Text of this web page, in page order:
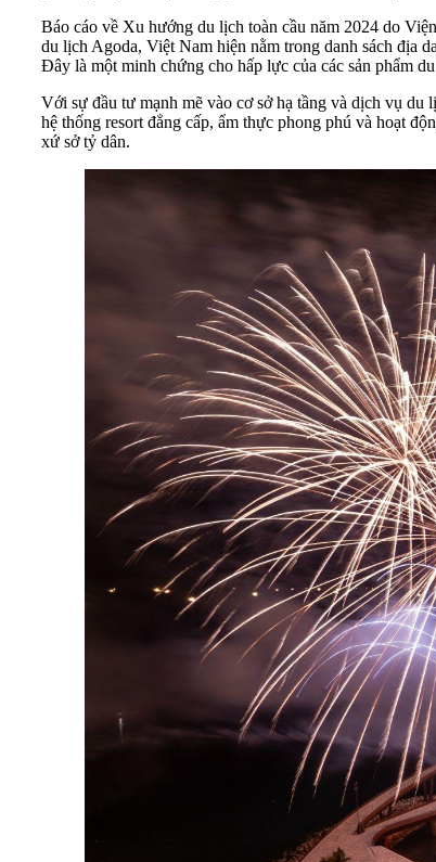
Báo cáo về Xu hướng du lịch toàn cầu năm 2024 do
du lịch Agoda, Việt Nam hiện nằm trong danh sách địa
Đây là một minh chứng cho hấp lực của các sản phẩm
Với sự đầu tư mạnh mẽ vào cơ sở hạ tầng và dịch vụ
hệ thống resort đẳng cấp, ẩm thực phong phú và hoạt
xứ sở tỷ dân.